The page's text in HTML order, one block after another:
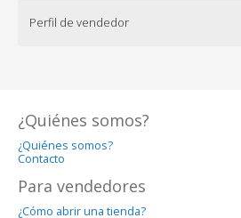
Perfil de vendedor
¿Quiénes somos?
¿Quiénes somos?
Contacto
Para vendedores
¿Cómo abrir una tienda?